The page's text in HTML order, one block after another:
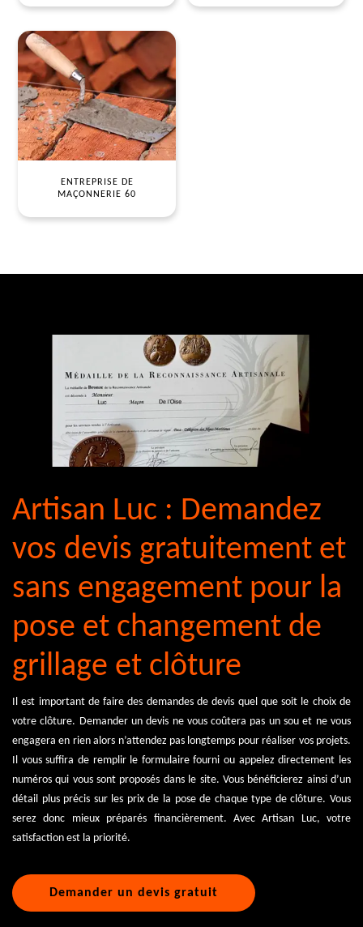
ENTREPRISE DE
MAÇONNERIE 60
Artisan Luc : Demandez
vos devis gratuitement et
sans engagement pour la
pose et changement de
grillage et clôture
Il est important de faire des demandes de devis quel que soit le choix de
votre clôture. Demander un devis ne vous coûtera pas un sou et ne vous
engagera en rien alors n’attendez pas longtemps pour réaliser vos projets.
Il vous suffira de remplir le formulaire fourni ou appelez directement les
numéros qui vous sont proposés dans le site. Vous bénéficierez ainsi d’un
détail plus précis sur les prix de la pose de chaque type de clôture. Vous
serez donc mieux préparés financièrement. Avec Artisan Luc, votre
satisfaction est la priorité.
Demander un devis gratuit